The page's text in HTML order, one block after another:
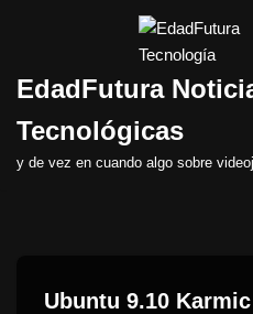
al
EdadFutura
Tecnológicas
y de vez en cuando algo sobre
Ubuntu 9.10